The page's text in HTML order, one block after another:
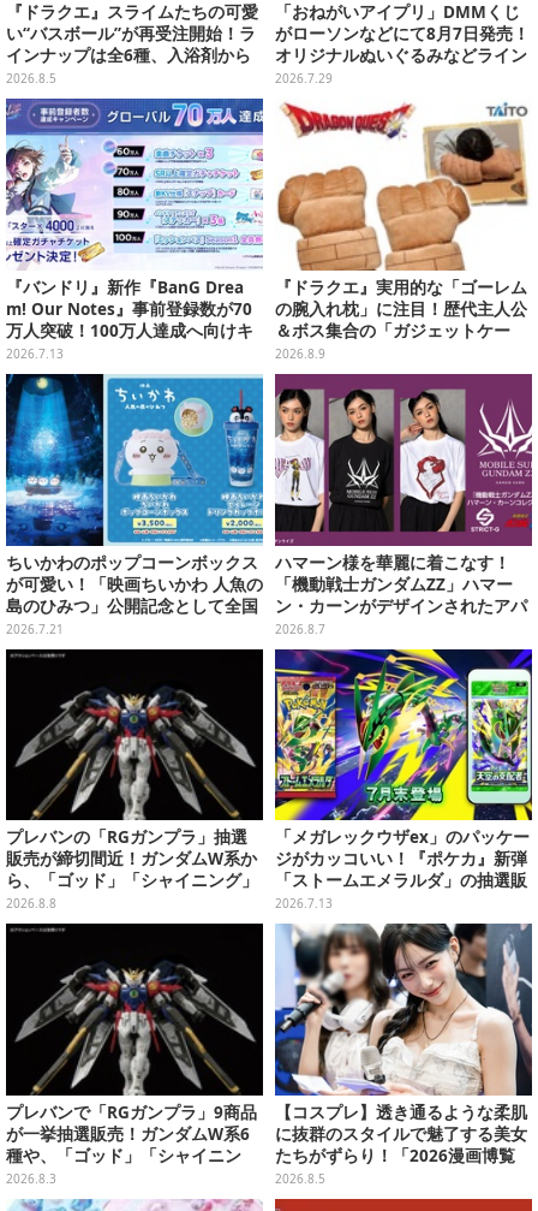
『ドラクエ』スライムたちの可愛
い“バスボール”が再受注開始！ラ
インナップは全6種、入浴剤から
モンスターのフィギュアが出てく
る
2026.8.5
「おねがいアイプリ」DMMくじ
がローソンなどにて8月7日発売！
オリジナルぬいぐるみなどライン
ナップ、各等賞にスペシャルアイ
プリカードが付属
2026.7.29
『バンドリ』新作『BanG Drea
m! Our Notes』事前登録数が70
万人突破！100万人達成へ向けキ
ャンペーン継続中
2026.7.13
『ドラクエ』実用的な「ゴーレム
の腕入れ枕」に注目！歴代主人公
＆ボス集合の「ガジェットケー
ス」ほか9プライズが続々展開
2026.8.9
ちいかわのポップコーンボックス
が可愛い！「映画ちいかわ 人魚の
島のひみつ」公開記念として全国
劇場で販売決定、セイレーンドリ
ンクカップホルダーも
2026.7.21
ハマーン様を華麗に着こなす！
「機動戦士ガンダムZZ」ハマー
ン・カーンがデザインされたアパ
レルが販売
2026.8.7
プレバンの「RGガンプラ」抽選
販売が締切間近！ガンダムW系か
ら、「ゴッド」「シャイニング」
まで9商品
2026.8.8
「メガレックウザex」のパッケー
ジがカッコいい！『ポケカ』新弾
「ストームエメラルダ」の抽選販
売がヨドバシで実施
2026.7.13
プレバンで「RGガンプラ」9商品
が一挙抽選販売！ガンダムW系6
種や、「ゴッド」「シャイニン
グ」も
2026.8.3
【コスプレ】透き通るような柔肌
に抜群のスタイルで魅了する美女
たちがずらり！「2026漫画博覧
会」美麗コンパニオンまとめ【画
像39枚】
2026.8.5